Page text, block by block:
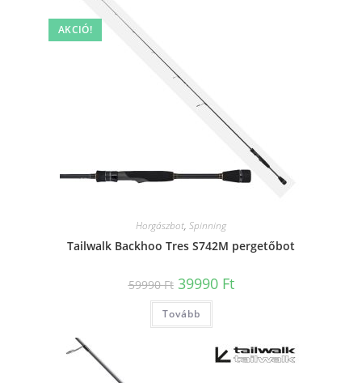
AKCIÓ!
Horgászbot, Spinning
Tailwalk Backhoo Tres S742M pergetőbot
59990Ft Original
price
was:
59990 Ft.
39990 FtCurrent
price
Tovább